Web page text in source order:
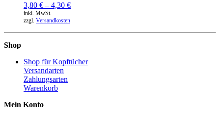
3,80 € – 4,30 €
inkl. MwSt.
zzgl. Versandkosten
Shop
Shop für Kopftücher
Versandarten
Zahlungsarten
Warenkorb
Mein Konto